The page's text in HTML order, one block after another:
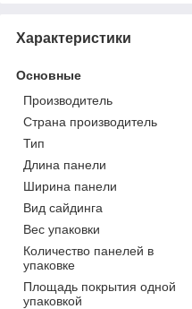
Характеристики
Основные
Производитель
Страна производитель
Тип
Длина панели
Ширина панели
Вид сайдинга
Вес упаковки
Количество панелей в
упаковке
Площадь покрытия одной
упаковкой